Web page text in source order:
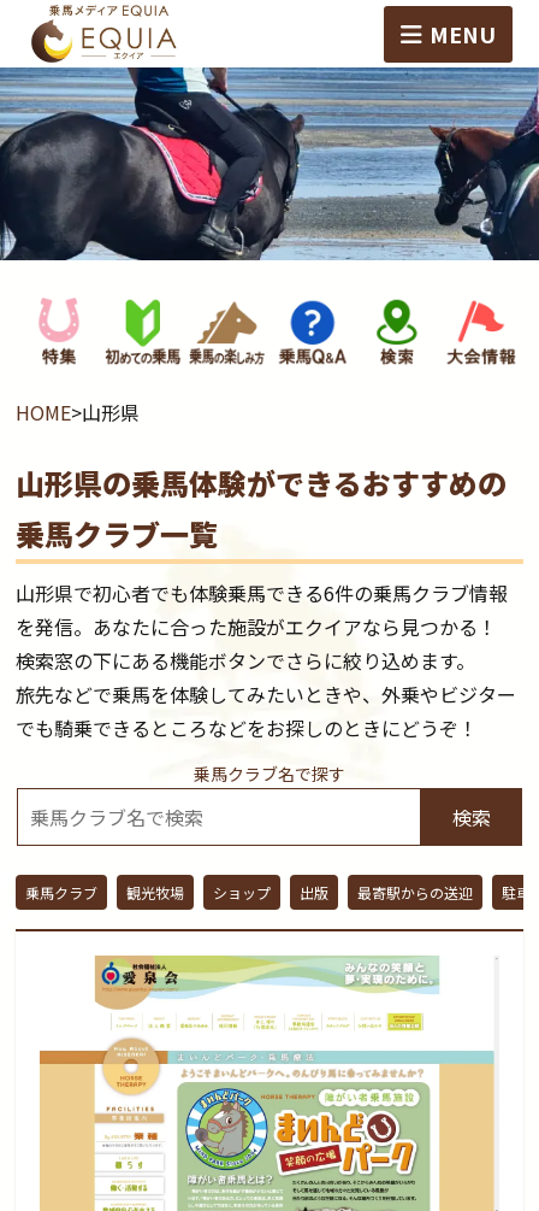
MENU
HOME>山形県
山形県の乗馬体験ができるおすすめの
乗馬クラブ一覧
山形県で初心者でも体験乗馬できる6件の乗馬クラブ情報
を発信。あなたに合った施設がエクイアなら見つかる！
検索窓の下にある機能ボタンでさらに絞り込めます。
旅先などで乗馬を体験してみたいときや、外乗やビジター
でも騎乗できるところなどをお探しのときにどうぞ！
乗馬クラブ名で探す
検索
乗馬クラブ 観光牧場 ショップ 出版 最寄駅からの送迎 駐車